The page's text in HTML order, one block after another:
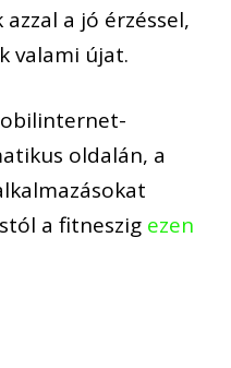
a jó érzéssel,
valami újat.
oldalán, a
a fitneszig ezen